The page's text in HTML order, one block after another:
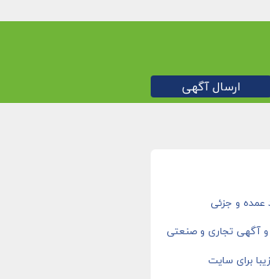
ارسال آگهی
عمده و جزئی
و آگهی تجاری و صنعتی
برای سایت